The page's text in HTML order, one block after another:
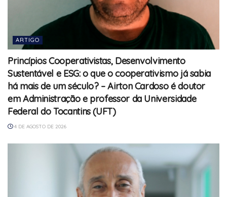
ARTIGO
Princípios Cooperativistas, Desenvolvimento
Sustentável e ESG: o que o cooperativismo já sabia
há mais de um século? – Airton Cardoso é doutor
em Administração e professor da Universidade
Federal do Tocantins (UFT)
4 DE AGOSTO DE 2026